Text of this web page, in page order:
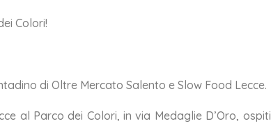
Colori!
di Oltre Mercato Salento e Slow Food Lecce.
al Parco dei Colori, in via Medaglie D’Oro, ospiti